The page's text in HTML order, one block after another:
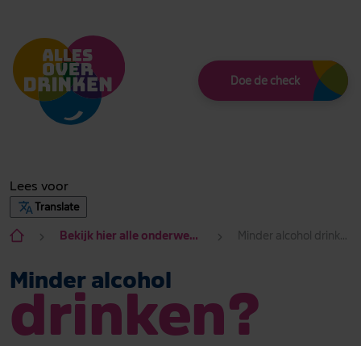
Doe de check
Lees voor
Translate
Bekijk hier alle onderwerpen Minder alcohol drinken?
Minder alcohol
drinken?